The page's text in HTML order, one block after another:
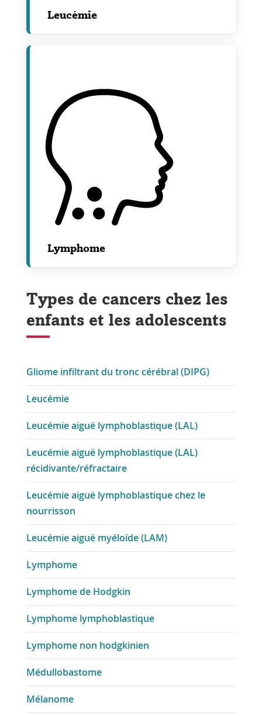
Leucémie
Lymphome
Types de cancers chez les
enfants et les adolescents
Gliome infiltrant du tronc cérébral (DIPG)
Leucémie
Leucémie aiguë lymphoblastique (LAL)
Leucémie aiguë lymphoblastique (LAL)
récidivante/réfractaire
Leucémie aiguë lymphoblastique chez le
nourrisson
Leucémie aiguë myéloïde (LAM)
Lymphome
Lymphome de Hodgkin
Lymphome lymphoblastique
Lymphome non hodgkinien
Médullobastome
Mélanome